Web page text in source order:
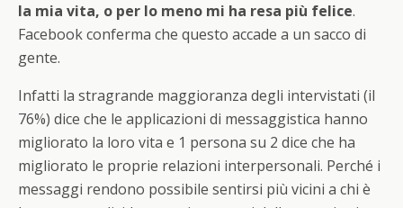
la mia vita, o per lo meno mi ha resa più felice.
Facebook conferma che questo accade a un sacco di
gente.
Infatti la stragrande maggioranza degli intervistati (il
76%) dice che le applicazioni di messaggistica hanno
migliorato la loro vita e 1 persona su 2 dice che ha
migliorato le proprie relazioni interpersonali. Perché i
messaggi rendono possibile sentirsi più vicini a chi è